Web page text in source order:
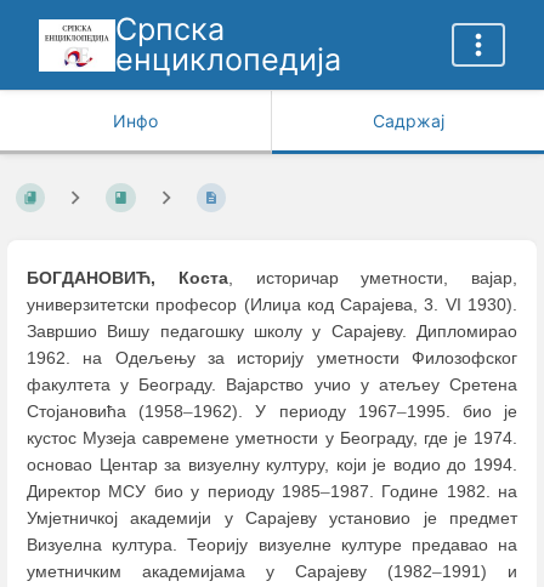
Српска
енциклопедија
Инфо Садржај
БОГДАНОВИЋ, Коста, историчар уметности, вајар,
универзитетски професор (Илиџа код Сарајева, 3. VI 1930).
Завршио Вишу педагошку школу у Сарајеву. Дипломирао
1962. на Одељењу за историју уметности Филозофског
факултета у Београду. Вајарство учио у атељеу Сретена
Стојановића (1958–1962). У периоду 1967–1995. био је
кустос Музеја савремене уметности у Београду, где је 1974.
основао Центар за визуелну културу, који је водио до 1994.
Директор МСУ био у периоду 1985–1987. Године 1982. на
Умјетничкој академији у Сарајеву установио је предмет
Визуелна култура. Теорију визуелне културе предавао на
уметничким академијама у Сарајеву (1982–1991) и